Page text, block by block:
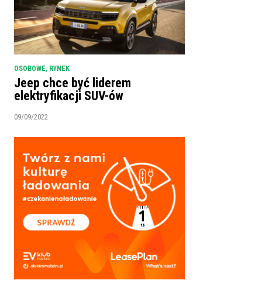
OSOBOWE, RYNEK
Jeep chce być liderem
elektryfikacji SUV-ów
09/09/2022